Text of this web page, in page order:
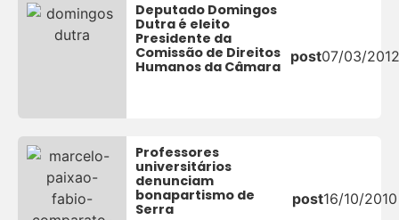
Deputado Domingos
Dutra é eleito
Presidente da
Comissão de Direitos
Humanos da Câmara
post07/03/2012
Professores
universitários
denunciam
bonapartismo de
Serra
post16/10/2010